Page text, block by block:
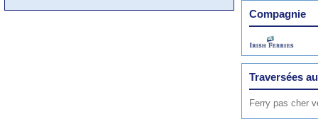
Compagnie
Traversées
Ferry pas cher